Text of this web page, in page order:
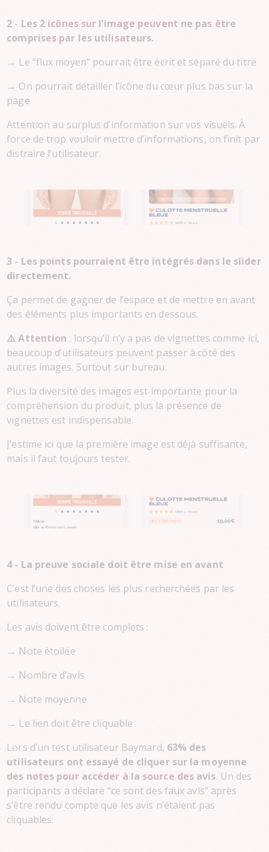
2 - Les 2 icônes sur l’image peuvent ne pas être
comprises par les utilisateurs.
→ Le “flux moyen” pourrait être écrit et séparé du titre
→ On pourrait détailler l’icône du cœur plus bas sur la
page
Attention au surplus d’information sur vos visuels. À
force de trop vouloir mettre d’informations, on finit par
distraire l’utilisateur.
3 - Les points pourraient être intégrés dans le slider
directement.
Ça permet de gagner de l’espace et de mettre en avant
des éléments plus importants en dessous.
⚠️ Attention : lorsqu’il n’y a pas de vignettes comme ici,
beaucoup d’utilisateurs peuvent passer à côté des
autres images. Surtout sur bureau.
Plus la diversité des images est importante pour la
compréhension du produit, plus la présence de
vignettes est indispensable.
J’estime ici que la première image est déjà suffisante,
mais il faut toujours tester.
4 - La preuve sociale doit être mise en avant
C’est l’une des choses les plus recherchées par les
utilisateurs.
Les avis doivent être complets :
→ Note étoilée
→ Nombre d’avis
→ Note moyenne
→ Le lien doit être cliquable
Lors d’un test utilisateur Baymard, 63% des
utilisateurs ont essayé de cliquer sur la moyenne
des notes pour accéder à la source des avis. Un des
participants a déclaré “ce sont des faux avis” après
s’être rendu compte que les avis n’étaient pas
cliquables.